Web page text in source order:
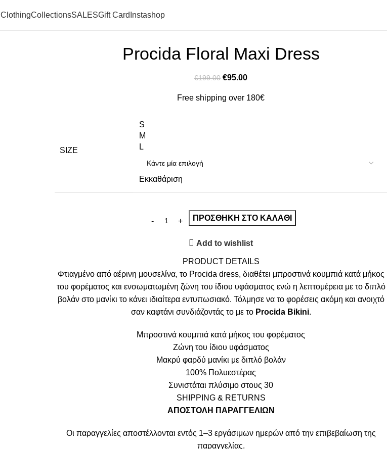
ClothingCollectionsSALESGift Card Instashop
Procida Floral Maxi Dress
€199.00 €95.00
Free shipping over 180€
SIZE
S
M
L
Εκκαθάριση
ΠΡΟΣΘΉΚΗ ΣΤΟ ΚΑΛΆΘΙ
Add to wishlist
PRODUCT DETAILS
Φτιαγμένο από αέρινη μουσελίνα, το Procida dress, διαθέτει μπροστινά κουμπιά κατά μήκος
του φορέματος και ενσωματωμένη ζώνη του ίδιου υφάσματος ενώ η λεπτομέρεια με το διπλό
βολάν στο μανίκι το κάνει ιδιαίτερα εντυπωσιακό. Τόλμησε να το φορέσεις ακόμη και ανοιχτό
σαν καφτάνι συνδιάζοντάς το με το Procida Bikini.
Μπροστινά κουμπιά κατά μήκος του φορέματος
Ζώνη του ίδιου υφάσματος
Μακρύ φαρδύ μανίκι με διπλό βολάν
100% Πολυεστέρας
Συνιστάται πλύσιμο στους 30
SHIPPING & RETURNS
ΑΠΟΣΤΟΛΗ ΠΑΡΑΓΓΕΛΙΩΝ
Οι παραγγελίες αποστέλλονται εντός 1–3 εργάσιμων ημερών από την επιβεβαίωση της
παραγγελίας.